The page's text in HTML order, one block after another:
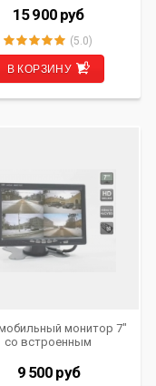
AVS0905DVR
15 900 руб
(5.0)
В КОРЗИНУ
монитор 7"
со встроенным
на приборную
AVIS AVS4715BM
9 500 руб